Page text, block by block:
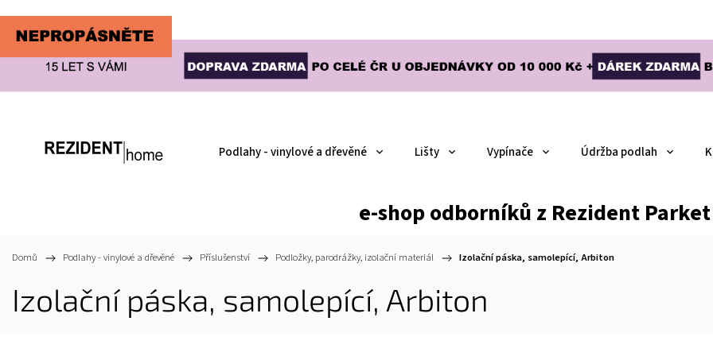
Podlahy - vinylové a dřevěné Lišty Vypínače Údržba podlah
e-shop odborníků z Rezident Parket
Domů / Podlahy - vinylové a dřevěné / Příslušenství / Podložky, parodrážky, izolační materiál / Izolační páska, samolepící, Arbiton
Izolační páska, samolepící, Arbiton